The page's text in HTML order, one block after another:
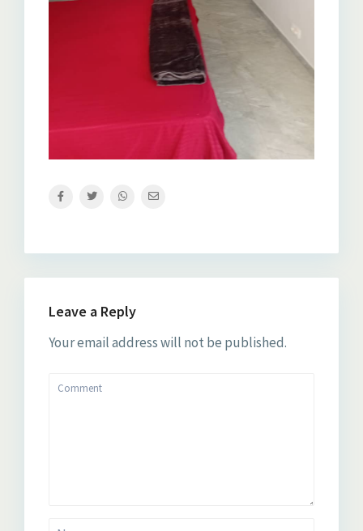
Leave a Reply
Your email address will not be published.